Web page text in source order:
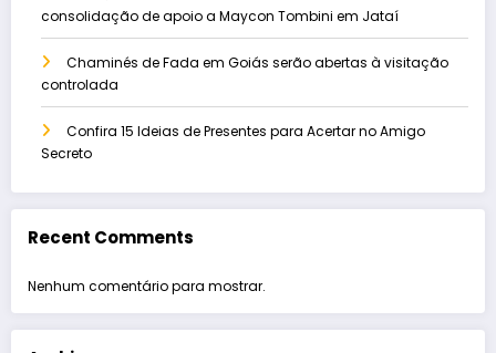
consolidação de apoio a Maycon Tombini em Jataí
Chaminés de Fada em Goiás serão abertas à visitação
controlada
Confira 15 Ideias de Presentes para Acertar no Amigo
Secreto
Recent Comments
Nenhum comentário para mostrar.